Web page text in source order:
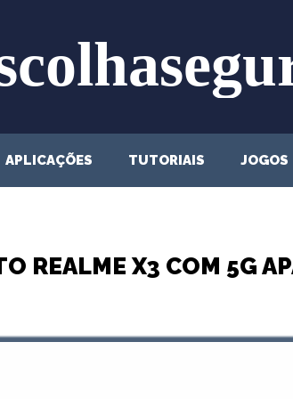
APLICAÇÕES TUTORIAIS JOGOS
REALME X3 COM 5G